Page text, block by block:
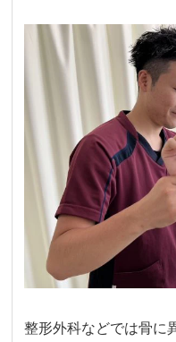
整形外科などでは骨に